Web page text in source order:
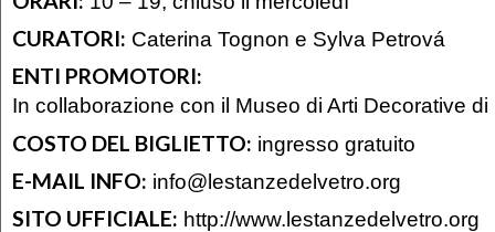
CURATORI: Caterina Tognon e Sylva Petrová
ENTI PROMOTORI:
In collaborazione con il Museo di Arti Decorative di
COSTO DEL BIGLIETTO: ingresso gratuito
E-MAIL INFO: info@lestanzedelvetro.org
SITO UFFICIALE: http://www.lestanzedelvetro.org